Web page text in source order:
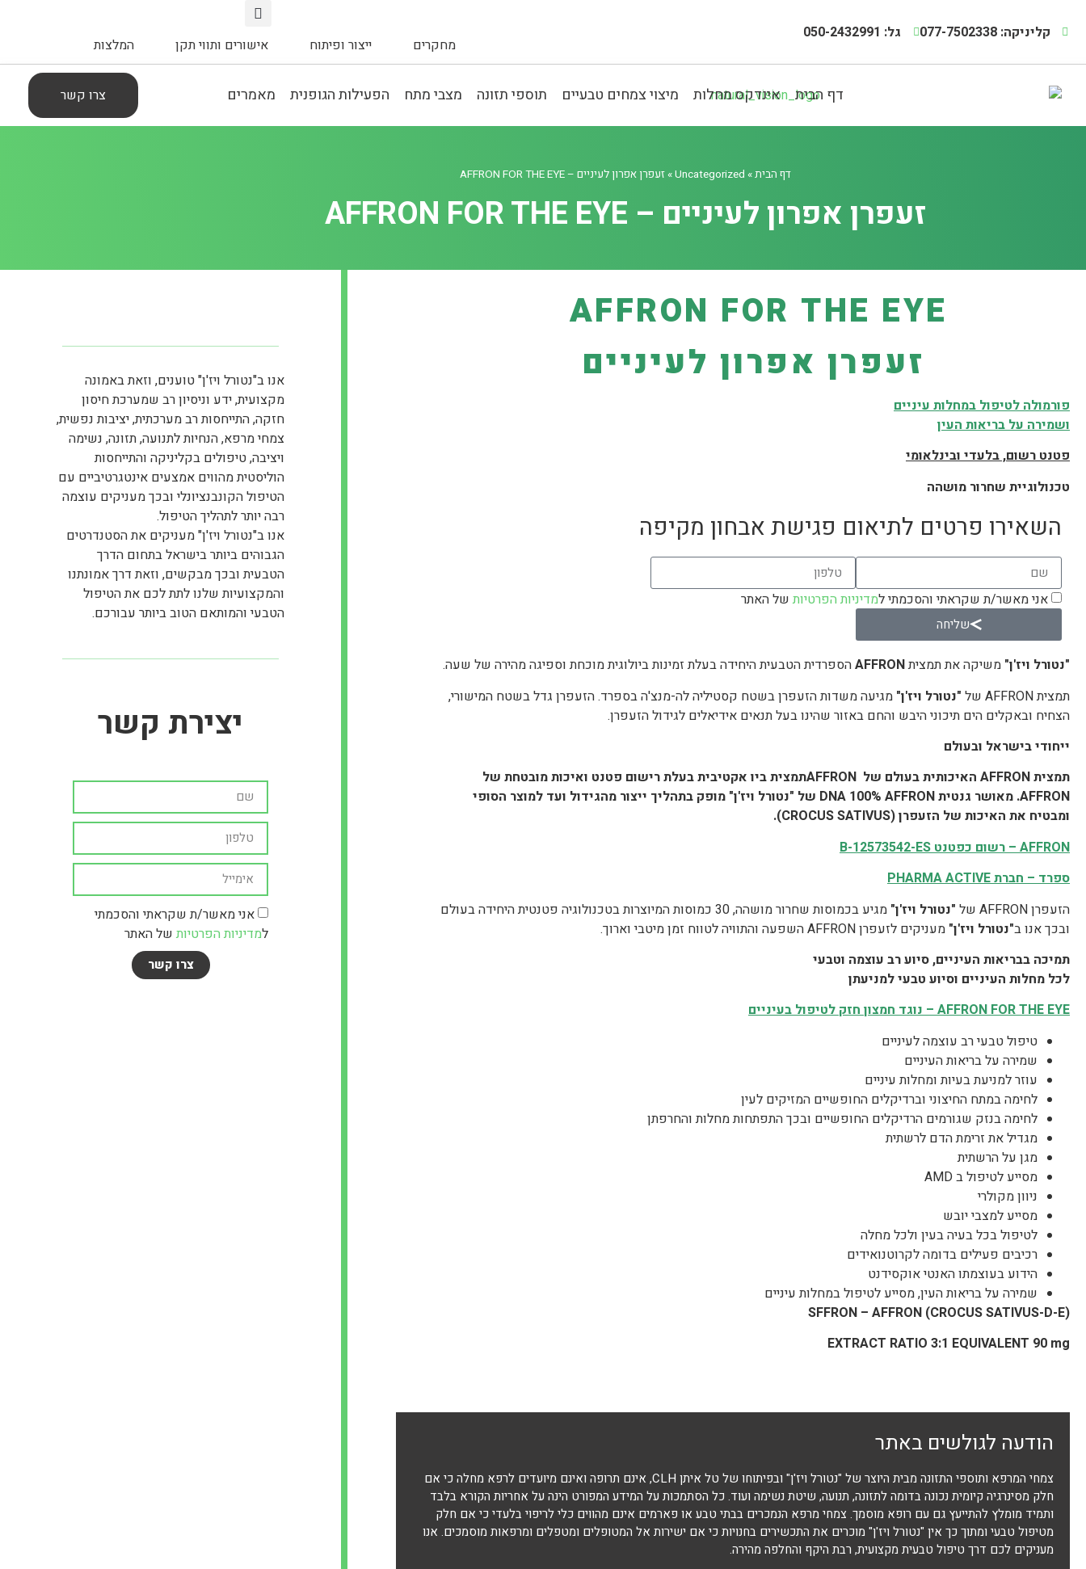
קליניקה: 077-7502338 גל: 050-2432991
מחקרים ייצור ופיתוח אישורים ותווי תקן המלצות
דף הבית אינדקס מחלות מיצוי צמחים טבעיים תוספי תזונה מצבי מתח הפעילות הגופנית מאמרים צרו קשר
דף הבית»
Uncategorized
»זעפרן אפרון לעיניים – AFFRON FOR THE EYE
זעפרן אפרון לעיניים – AFFRON FOR THE EYE
AFFRON FOR THE EYE
זעפרן אפרון לעיניים
פורמולה לטיפול במחלות עיניים
ושמירה על בריאות העין
פטנט רשום, בלעדי ובינלאומי
טכנולוגיית שחרור מושהה
השאירו פרטים לתיאום פגישת אבחון מקיפה
אני מאשר/ת שקראתי והסכמתי למדיניות הפרטיות של האתר
שליחה
"נטורל ויז'ן" משיקה את תמציתAFFRONהספרדית הטבעית היחידה בעלת זמינות ביולוגית מוכחת וספיגה מהירה של שעה.
תמצית AFFRON של
"נטורל ויז'ן" מגיעה משדות הזעפרן בשטח קסטיליה לה-מנצ'ה בספרד. הזעפרן גדל בשטח המישורי,
הצחיח ובאקלים הים תיכוני היבש והחם באזור שהינו בעל תנאים אידיאלים לגידול הזעפרן.
ייחודי בישראל ובעולם
תמציתAFFRON האיכותית בעולם של AFFRONתמצית ביו אקטיבית בעלת רישום פטנט ואיכות מובטחת של
AFFRON. מאושר גנטית DNA 100% AFFRON של "נטורל ויז'ן" מופק בתהליך ייצור מהגידול ועד למוצר הסופי
ומבטיח את האיכות של הזעפרן (CROCUS SATIVUS
).
AFFRON – רשום כפטנט B-12573542-ES
ספרד – חברתPHARMA ACTIVE
הזעפרן AFFRON של
"נטורל ויז'ן"
מגיע בכמוסות שחרור מושהה, 30 כמוסות המיוצרות בטכנולוגיה פטנטית היחידה בעולם
ובכך אנו ב"נטורל ויז'ן" מעניקים לזעפרן AFFRON השפעה והתוויה לטווח זמן מיטבי וארוך.
תמיכה בבריאות העיניים, סיוע רב עוצמה וטבעי
לכל מחלות העיניים וסיוע טבעי למניעתן
AFFRON FOR THE EYE– נוגד חמצון חזק לטיפול בעיניים
טיפול טבעי רב עוצמה לעיניים
שמירה על בריאות העיניים
עוזר למניעת בעיות ומחלות עיניים
לחימה במתח החיצוני וברדיקלים החופשיים המזיקים לעין
לחימה בנזק שגורמים הרדיקלים החופשיים ובכך התפתחות מחלות והחרפתן
מגדיל את זרימת הדם לרשתית
מגן על הרשתית
מסייע לטיפול ב AMD
ניוון מקולרי
מסייע למצבי יובש
לטיפול בכל בעיה בעין ולכל מחלה
רכיבים פעילים בדומה לקרוטנואידים
הידוע בעוצמתו האנטי אוקסידנט
שמירה על בריאות העין, מסייע לטיפול במחלות עיניים
SFFRON – AFFRON (CROCUS SATIVUS-D-E)
EXTRACT RATIO 3:1 EQUIVALENT 90 mg
הודעה לגולשים באתר
צמחי המרפא ותוספי התזונה מבית היוצר של "נטורל ויז'ן" ובפיתוחו של טל איתן CLH, אינם תרופה ואינם מיועדים לרפא מחלה כי אם
חלק מסינרגיה קיומית נכונה בדומה לתזונה, תנועה, שיטת נשימה ועוד. כל הסתמכות על המידע המפורט הינה על אחריות הקורא בלבד
ותמיד מומלץ להתייעץ גם עם רופא מוסמך. צמחי מרפא הנמכרים בבתי טבע או פארמים אינם מהווים כלי לריפוי בלעדי כי אם חלק
מטיפול טבעי ומתוך כך אין "נטורל ויז'ן" מוכרים את התכשירים בחנויות כי אם ישירות אל המטופלים ומטפלים ומרפאות מוסמכים. אנו
מעניקים לכם דרך טיפול טבעית מקצועית, רבת היקף והחלפה מהירה.
אנו ב"נטורל ויז'ן" טוענים, וזאת באמונה
מקצועית, ידע וניסיון רב שמערכת חיסון
חזקה, התייחסות רב מערכתית, יציבות נפשית,
צמחי מרפא, הנחיות לתנועה, תזונה, נשימה
ויציבה, טיפולים בקליניקה והתייחסות
הוליסטית מהווים אמצעים אינטגרטיביים עם
הטיפול הקונבנציונלי ובכך מעניקים עוצמה
רבה יותר לתהליך הטיפול.
אנו ב"נטורל ויז'ן" מעניקים את הסטנדרטים
הגבוהים ביותר בישראל בתחום הדרך
הטבעית ובכך מבקשים, וזאת דרך אמונתנו
והמקצועיות שלנו לתת לכם את הטיפול
הטבעי והמותאם הטוב ביותר עבורכם.
יצירת קשר
אני מאשר/ת שקראתי והסכמתי
למדיניות הפרטיותשל האתר
צרו קשר